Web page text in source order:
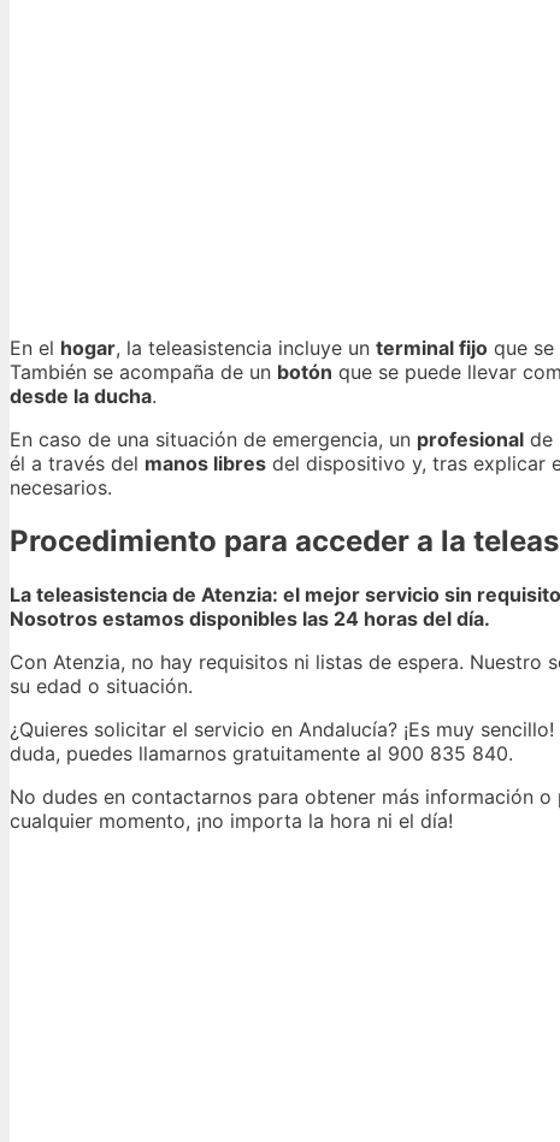
En el hogar, la teleasistencia incluye un terminal fijo que
También se acompaña de un botón que se puede llevar
desde la ducha.
En caso de una situación de emergencia, un profesional de
él a través del manos libres del dispositivo y, tras explicar
necesarios.
Procedimiento para acceder a la
La teleasistencia de Atenzia: el mejor servicio sin
Nosotros estamos disponibles las 24 horas del día.
Con Atenzia, no hay requisitos ni listas de espera.
su edad o situación.
¿Quieres solicitar el servicio en Andalucía? ¡Es muy
duda, puedes llamarnos gratuitamente al 900 835 840.
No dudes en contactarnos para obtener más información
cualquier momento, ¡no importa la hora ni el día!